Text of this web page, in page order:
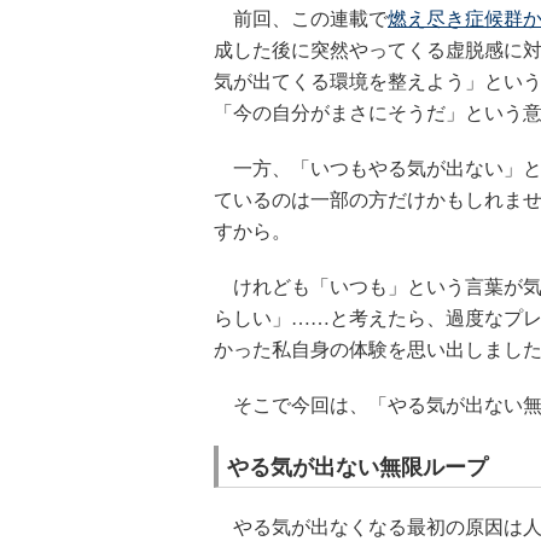
前回、この連載で燃え尽き症候群
成した後に突然やってくる虚脱感に
気が出てくる環境を整えよう」とい
「今の自分がまさにそうだ」という
一方、「いつもやる気が出ない」
ているのは一部の方だけかもしれま
すから。
けれども「いつも」という言葉が
らしい」……と考えたら、過度なプ
かった私自身の体験を思い出しまし
そこで今回は、「やる気が出ない
やる気が出ない無限ループ
やる気が出なくなる最初の原因は